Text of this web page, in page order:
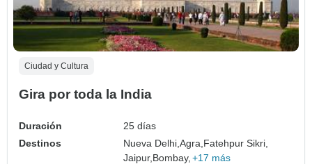
Ciudad y Cultura
Gira por toda la India
Duración
25 días
Destinos
Nueva Delhi,Agra, Fatehpur Sikri,
Jaipur, Bombay, +17 más